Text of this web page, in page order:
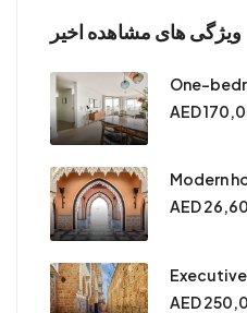
ویژگی های مشاهده اخیر
One-
AED
Modern
AED
AED